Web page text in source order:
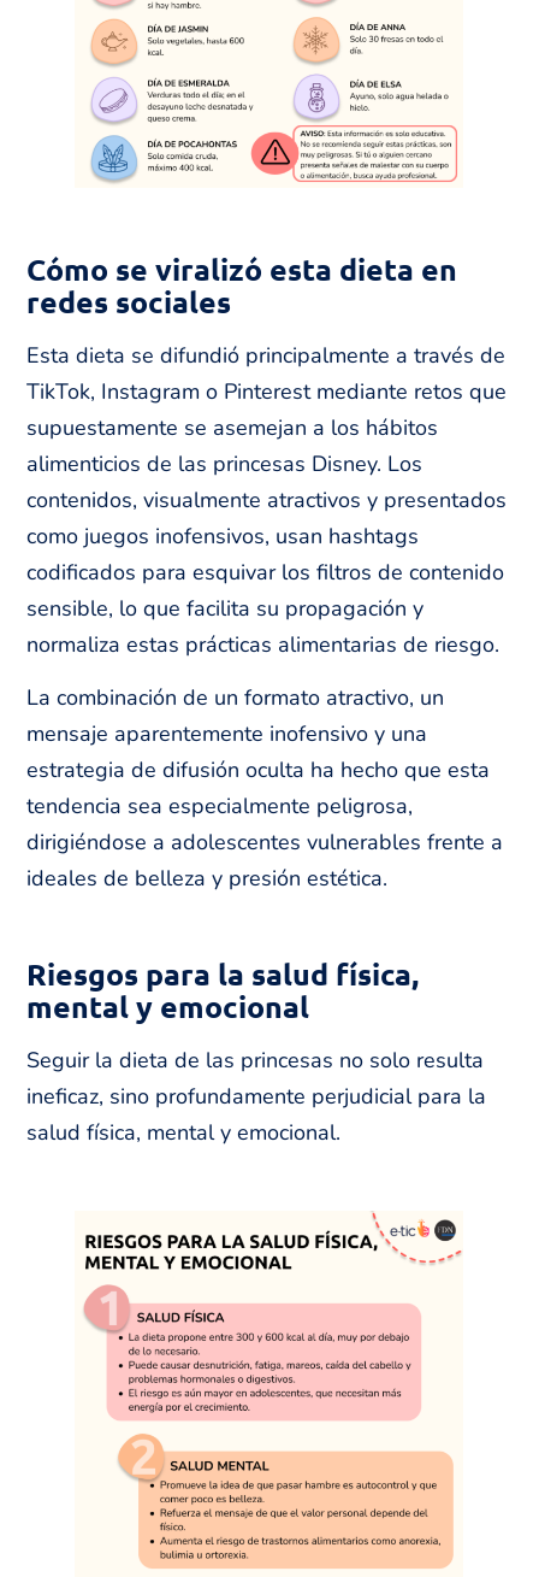
Cómo se viralizó esta dieta en
redes sociales
Esta dieta se difundió principalmente a través de
TikTok, Instagram o Pinterest mediante retos que
supuestamente se asemejan a los hábitos
alimenticios de las princesas Disney. Los
contenidos, visualmente atractivos y presentados
como juegos inofensivos, usan hashtags
codificados para esquivar los filtros de contenido
sensible, lo que facilita su propagación y
normaliza estas prácticas alimentarias de riesgo.
La combinación de un formato atractivo, un
mensaje aparentemente inofensivo y una
estrategia de difusión oculta ha hecho que esta
tendencia sea especialmente peligrosa,
dirigiéndose a adolescentes vulnerables frente a
ideales de belleza y presión estética.
Riesgos para la salud física,
mental y emocional
Seguir la dieta de las princesas no solo resulta
ineficaz, sino profundamente perjudicial para la
salud física, mental y emocional.